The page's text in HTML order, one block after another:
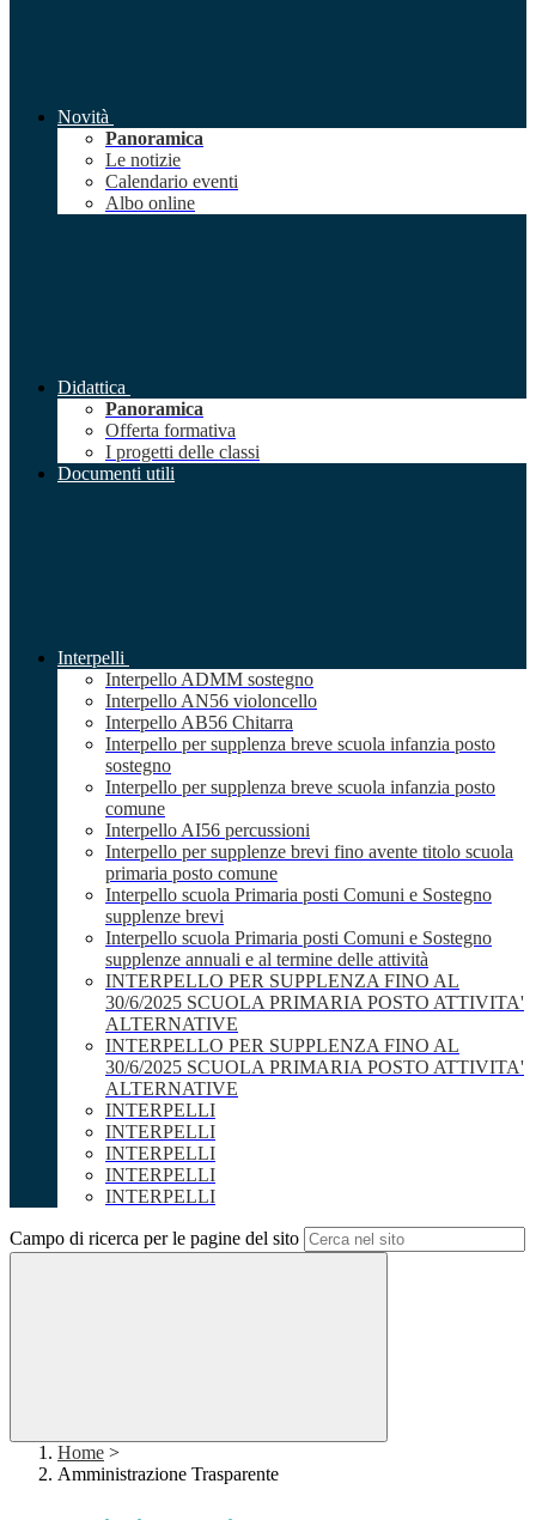
Novità
Panoramica
Le notizie
Calendario eventi
Albo online
Didattica
Panoramica
Offerta formativa
I progetti delle classi
Documenti utili
Interpelli
Interpello ADMM sostegno
Interpello AN56 violoncello
Interpello AB56 Chitarra
Interpello per supplenza breve scuola infanzia posto
sostegno
Interpello per supplenza breve scuola infanzia posto
comune
Interpello AI56 percussioni
Interpello per supplenze brevi fino avente titolo scuola
primaria posto comune
Interpello scuola Primaria posti Comuni e Sostegno
supplenze brevi
Interpello scuola Primaria posti Comuni e Sostegno
supplenze annuali e al termine delle attività
INTERPELLO PER SUPPLENZA FINO AL
30/6/2025 SCUOLA PRIMARIA POSTO ATTIVITA'
ALTERNATIVE
INTERPELLO PER SUPPLENZA FINO AL
30/6/2025 SCUOLA PRIMARIA POSTO ATTIVITA'
ALTERNATIVE
INTERPELLI
INTERPELLI
INTERPELLI
INTERPELLI
INTERPELLI
Campo di ricerca per le pagine del sito
Home >
Amministrazione Trasparente